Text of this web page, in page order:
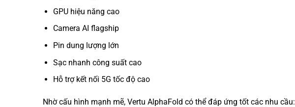
GPU hiệu năng cao
Camera AI flagship
Pin dung lượng lớn
Sạc nhanh công suất cao
Hỗ trợ kết nối 5G tốc độ cao
Nhờ cấu hình mạnh mẽ, Vertu AlphaFold có thể đáp ứng tốt các nhu cầu: